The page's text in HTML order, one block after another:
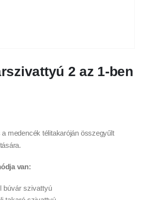
2 az 1-ben
medencék télitakaróján összegyűlt
van:
búvár szivattyú